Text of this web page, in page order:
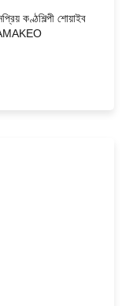
কণ্ঠশিল্পী শোয়াইব
AMAKEO